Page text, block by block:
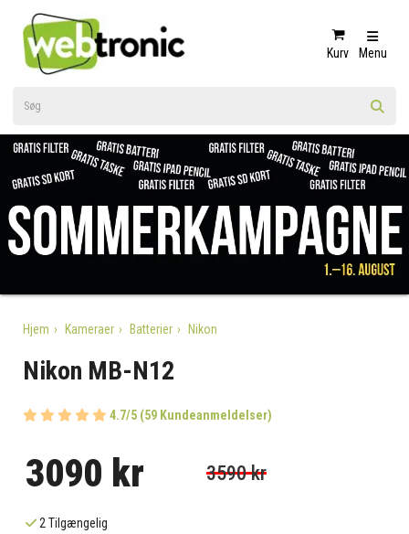
Kurv Menu
Hjem Kameraer Batterier Nikon
Nikon MB-N12
4.7/5 (59 Kundeanmeldelser)
3090 kr 3590 kr
2 Tilgængelig